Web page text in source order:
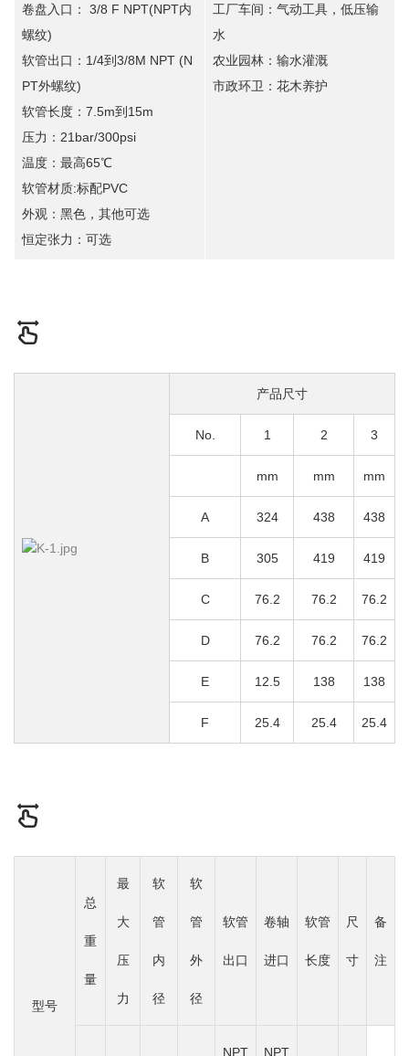
卷盘入口： 3/8 F NPT(NPT内
螺纹)
软管出口：1/4到3/8M NPT (N
PT外螺纹)
软管长度：7.5m到15m
压力：21bar/300psi
温度：最高65℃
软管材质:标配PVC
外观：黑色，其他可选
恒定张力：可选
工厂车间：气动工具，低压输
水
农业园林：输水灌溉
市政环卫：花木养护
产品尺寸
No. 1 2 3
mm mm mm
A 324 438 438
B 305 419 419
C 76.2 76.2 76.2
D 76.2 76.2 76.2
E 12.5 138 138
F 25.4 25.4 25.4
型号
总
重
量
最
大
压
力
软
管
内
径
软
管
外
径
软管
出口
卷轴
进口
软管
长度
尺
寸
备
注
NPT NPT